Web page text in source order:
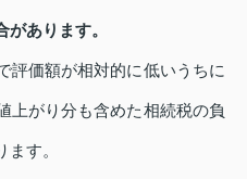
あります。
評価額が相対的に低いうちに
上がり分も含めた相続税の負
す。